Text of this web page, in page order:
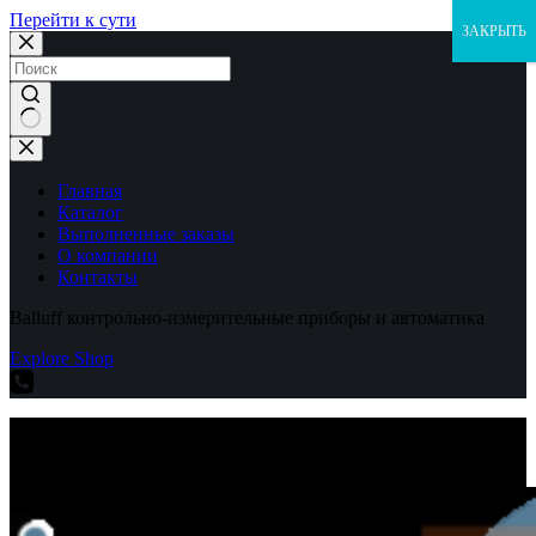
Перейти к сути
Ничего
не
найденоГлавная
Каталог
Выполненные заказы
О компании
Контакты
Balluff контрольно-измерительные приборы и автоматика
Explore Shop
ЗАКРЫТЬ